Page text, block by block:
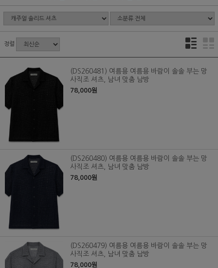
정렬
(DS260481) 여름용 여름용 바람이 솔솔 부는 망
사직조 셔츠, 남녀 맞춤 남방
78,000원
(DS260480) 여름용 여름용 바람이 솔솔 부는 망
사직조 셔츠, 남녀 맞춤 남방
78,000원
(DS260479) 여름용 여름용 바람이 솔솔 부는 망
사직조 셔츠, 남녀 맞춤 남방
78,000원